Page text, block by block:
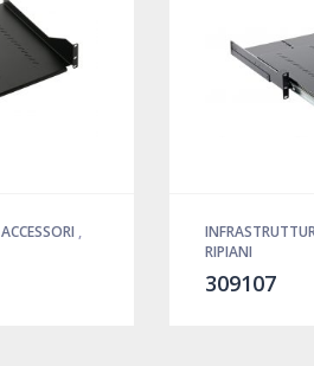
ACCESSORI ,
RIPIANI
309107